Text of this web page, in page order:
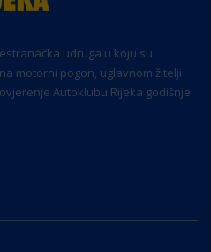
udruga u koju su
motorni pogon, uglavnom žitelji
Autoklubu Rijeka godišnje